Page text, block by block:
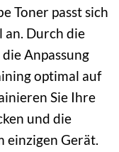
Toner passt sich
an. Durch die
Anpassung
optimal auf
Sie Ihre
und die
einzigen Gerät.